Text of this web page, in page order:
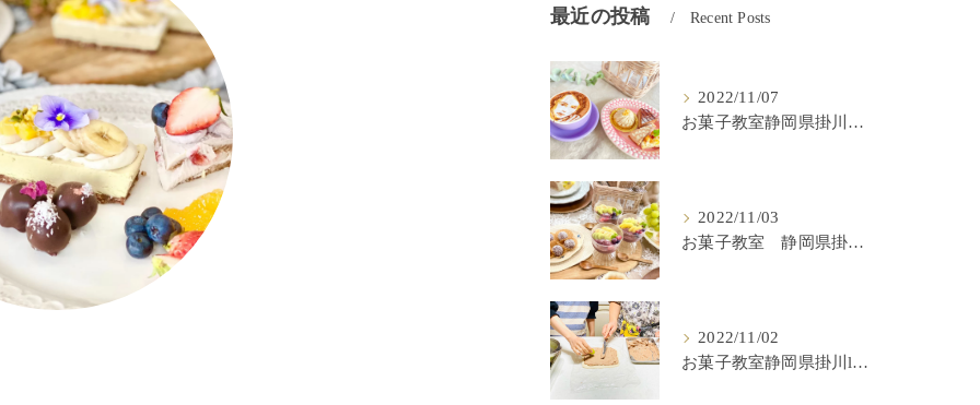
最近の投稿 Recent Posts
2022/11/07
お菓子教室静岡県掛川市lulu kitchen
2022/11/03
お菓子教室 静岡県掛川市 lulu kitchen
2022/11/02
お菓子教室静岡県掛川lulu kitchen